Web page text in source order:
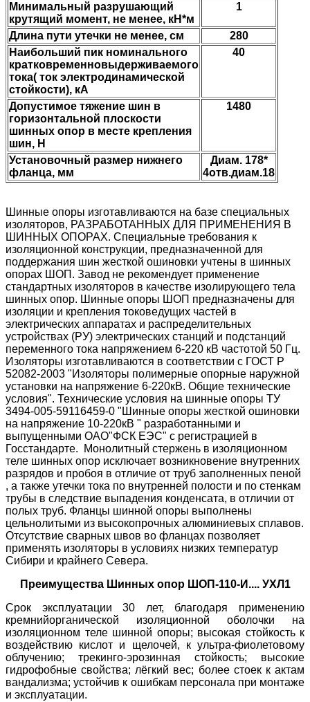
Минимальный разрушающий
крутящий момент, не менее, кН*м
1
Длина пути утечки не менее, см
280
Наибольший пик номинального
кратковременновыдерживаемого
тока( ток электродинамической
стойкости), кА
40
Допустимое тяжение шин в
горизонтальной плоскости
шинных опор в месте крепления
шин, Н
1480
Установочный размер нижнего
фланца, мм
Диам. 178*
4отв.диам.18
Шинные опоры изготавливаются на базе специальных
изоляторов, РАЗРАБОТАННЫХ ДЛЯ ПРИМЕНЕНИЯ В
ШИННЫХ ОПОРАХ. Специальные требования к
изоляционной конструкции, предназначенной для
поддержания шин жесткой ошиновки учтены в шинных
опорах ШОП. Завод не рекомендует применение
стандартных изоляторов в качестве изолирующего тела
шинных опор. Шинные опоры ШОП предназначены для
изоляции и крепления токоведущих частей в
электрических аппаратах и распределительных
устройствах (РУ) электрических станций и подстанций
переменного тока напряжением 6-220 кВ частотой 50 Гц.
Изоляторы изготавливаются в соответствии с ГОСТ Р
52082-2003 "Изоляторы полимерные опорные наружной
установки на напряжение 6-220кВ. Общие технические
условия". Технические условия на шинные опоры ТУ
3494-005-59116459-0 "Шинные опоры жесткой ошиновки
на напряжение 10-220кВ " разработанными и
выпущенными ОАО"ФСК ЕЭС" с регистрацией в
Госстандарте. Монолитный стержень в изоляционном
теле шинных опор исключает возникновение внутренних
разрядов и пробоя в отличие от труб заполненных пеной
, а также утечки тока по внутренней полости и по стенкам
трубы в следствие выпадения конденсата, в отличии от
полых труб. Фланцы шинной опоры выполнены
цельнолитыми из высокопрочных алюминиевых сплавов.
Отсутствие сварных швов во фланцах позволяет
применять изоляторы в условиях низких температур
Сибири и крайнего Севера.
Преимущества Шинных опор ШОП-110-И.... УХЛ1
Срок эксплуатации 30 лет, благодаря применению
кремнийорганической изоляционной оболочки на
изоляционном теле шинной опоры; высокая стойкость к
воздействию кислот и щелочей, к ультра-фиолетовому
облучению; трекинго-эрозинная стойкость; высокие
гидрофобные свойства; лёгкий вес; более стоек к актам
вандализма; устойчив к ошибкам персонала при монтаже
и эксплуатации.